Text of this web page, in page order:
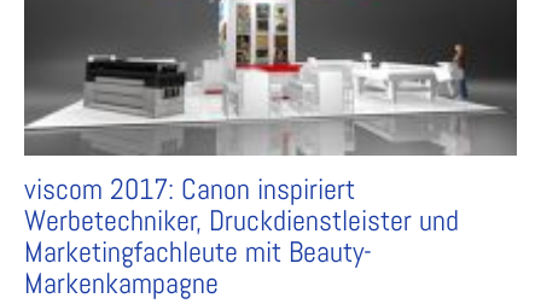
viscom 2017: Canon inspiriert
Werbetechniker, Druckdienstleister und
Marketingfachleute mit Beauty-
Markenkampagne